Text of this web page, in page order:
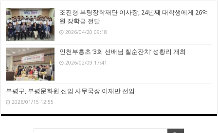
조진형 부평장학재단 이사장, 24년째 대학생에게 26억
원 장학금 전달
2026/04/20 09:18
인천부흥초 ‘3회 선배님 칠순잔치’ 성황리 개최
2026/02/09 17:41
부평구, 부평문화원 신임 사무국장 이재만 선임
2026/01/15 12:55